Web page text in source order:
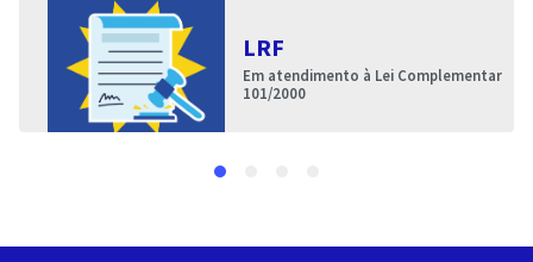
LRF
Em atendimento à Lei Complementar
101/2000